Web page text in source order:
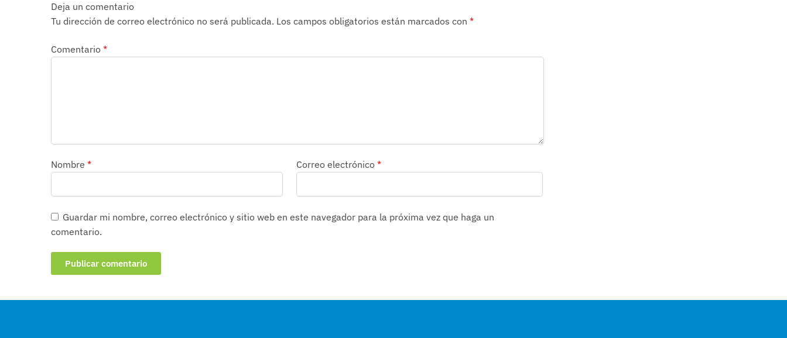
Deja un comentario
Tu dirección de correo electrónico no será publicada. Los campos obligatorios están marcados con *
Comentario *
Nombre * Correo electrónico *
Guardar mi nombre, correo electrónico y sitio web en este navegador para la próxima vez que haga un
comentario.